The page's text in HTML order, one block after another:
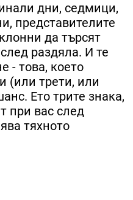
дни, седмици,
представителите
да търсят
раздяла. И те
- това, което
(или трети, или
Ето трите знака,
при вас след
тяхното